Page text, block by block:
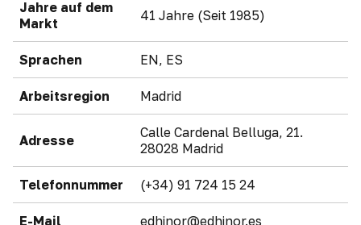
Jahre auf dem
Markt
41 Jahre (Seit 1985)
Sprachen EN, ES
Arbeitsregion Madrid
Adresse
Calle Cardenal Belluga, 21.
28028 Madrid
Telefonnummer (+34) 91 724 15 24
E-Mail edhinor@edhinor.es